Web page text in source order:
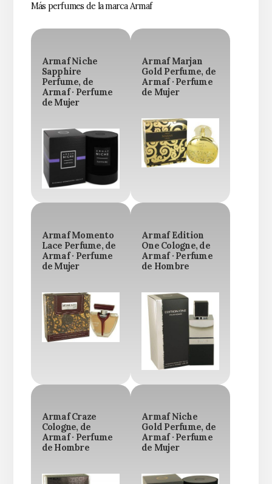
Más perfumes de la marca Armaf
Armaf Niche
Sapphire
Perfume, de
Armaf · Perfume
de Mujer
Armaf Marjan
Gold Perfume, de
Armaf · Perfume
de Mujer
Armaf Momento
Lace Perfume, de
Armaf · Perfume
de Mujer
Armaf Edition
One Cologne, de
Armaf · Perfume
de Hombre
Armaf Craze
Cologne, de
Armaf · Perfume
de Hombre
Armaf Niche
Gold Perfume, de
Armaf · Perfume
de Mujer